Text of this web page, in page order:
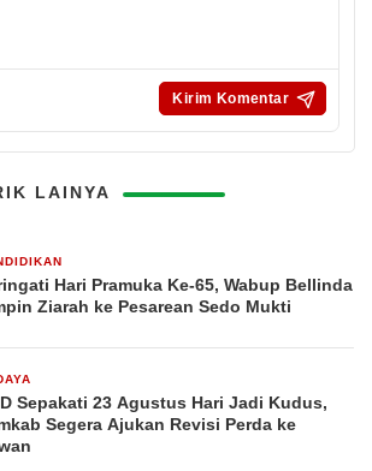
LAINYA
Hari Pramuka Ke-65, Wabup Bellinda
Ziarah ke Pesarean Sedo Mukti
Sepakati 23 Agustus Hari Jadi Kudus,
Segera Ajukan Revisi Perda ke